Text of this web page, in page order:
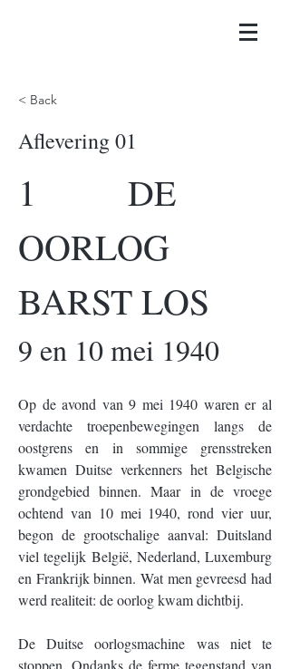
< Back
Aflevering 01
1        DE
OORLOG
BARST LOS
9 en 10 mei 1940
Op de avond van 9 mei 1940 waren er al
verdachte troepenbewegingen langs de
oostgrens en in sommige grensstreken
kwamen Duitse verkenners het Belgische
grondgebied binnen. Maar in de vroege
ochtend van 10 mei 1940, rond vier uur,
begon de grootschalige aanval: Duitsland
viel tegelijk België, Nederland, Luxemburg
en Frankrijk binnen. Wat men gevreesd had
werd realiteit: de oorlog kwam dichtbij.
De Duitse oorlogsmachine was niet te
stoppen. Ondanks de ferme tegenstand van